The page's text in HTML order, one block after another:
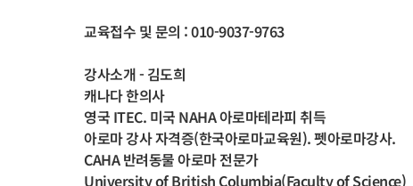
교육접수 및 문의 : 010-9037-9763
강사소개 - 김도희
캐나다 한의사
영국 ITEC. 미국 NAHA 아로마테라피 취득
아로마 강사 자격증(한국아로마교육원). 펫아로마강사.
CAHA 반려동물 아로마 전문가
University of British Columbia(Faculty of Science)